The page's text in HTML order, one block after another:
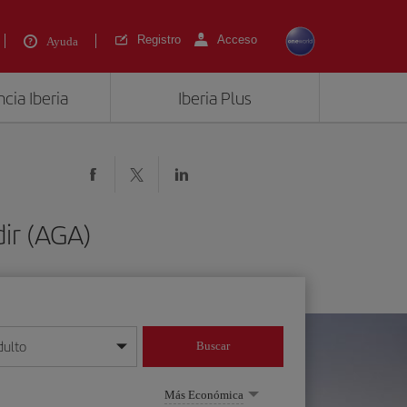
Ayuda Registro Acceso
Iberia Iberia Plus
(AGA)
mes/año
Buscar
Más Económica